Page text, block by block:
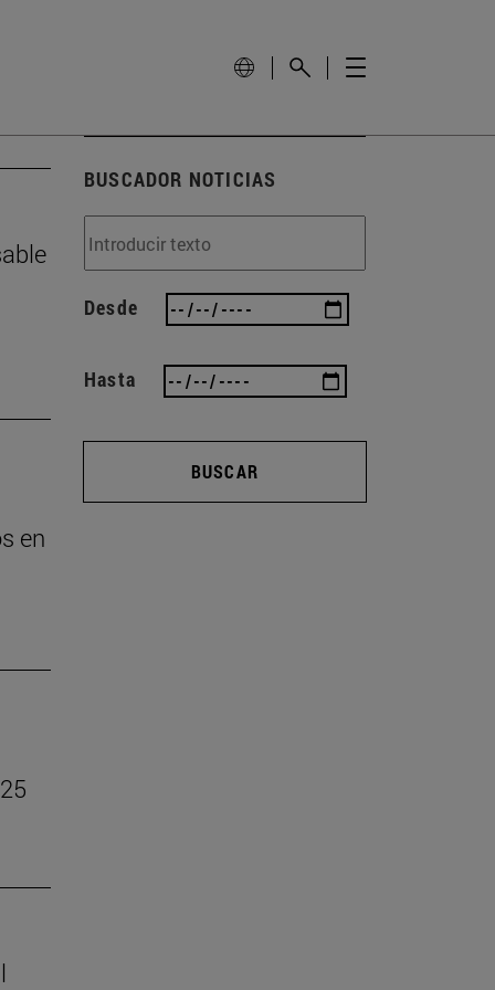
en
BUSCADOR NOTICIAS
Desde
Hasta
BUSCAR